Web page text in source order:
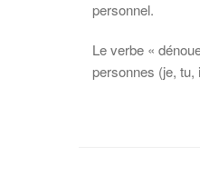
personnel.
Le verbe «
personnes (je, tu,